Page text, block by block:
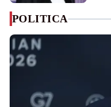
POLITICA